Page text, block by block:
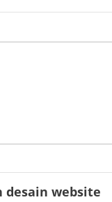
desain website